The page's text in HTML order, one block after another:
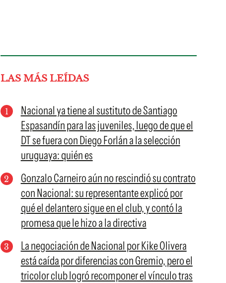
LAS MÁS LEÍDAS
Nacional ya tiene al sustituto de Santiago
Espasandín para las juveniles, luego de que el
DT se fuera con Diego Forlán a la selección
uruguaya: quién es
Gonzalo Carneiro aún no rescindió su contrato
con Nacional: su representante explicó por
qué el delantero sigue en el club, y contó la
promesa que le hizo a la directiva
La negociación de Nacional por Kike Olivera
está caída por diferencias con Gremio, pero el
tricolor club logró recomponer el vínculo tras